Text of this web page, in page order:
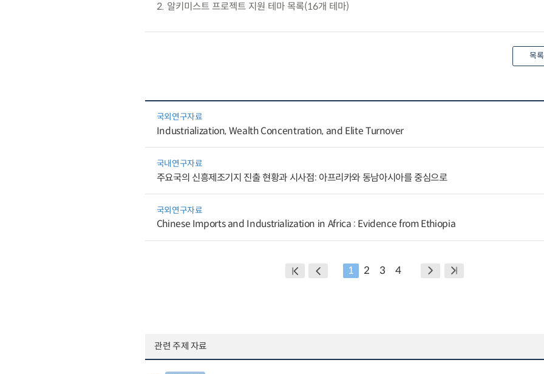
2. 알키미스트 프로젝트 지원 테마 목록(16개 테마)
목
국외연구자료
Industrialization, Wealth Concentration, and Elite Turnover
국내연구자료
주요국의 신흥제조기지 진출 현황과 시사점: 아프리카와 동남아시아를 중심으로
국외연구자료
Chinese Imports and Industrialization in Africa : Evidence from Ethiopia
1 2 3 4
관련 주제 자료